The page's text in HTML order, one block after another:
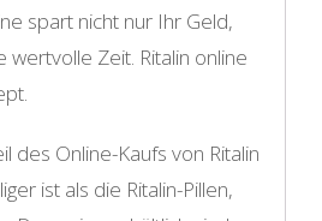
spart nicht nur Ihr Geld,
wertvolle Zeit. Ritalin online
des Online-Kaufs von Ritalin
ist als die Ritalin-Pillen,